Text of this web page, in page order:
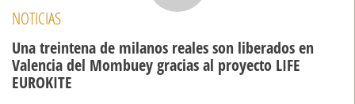
NOTICIAS
Una treintena de milanos reales son liberados en
Valencia del Mombuey gracias al proyecto LIFE
EUROKITE